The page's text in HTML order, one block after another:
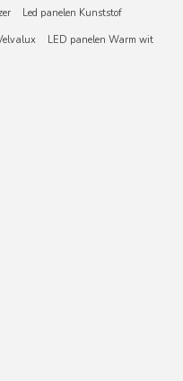
Led panelen Kunststof
LED panelen Warm wit